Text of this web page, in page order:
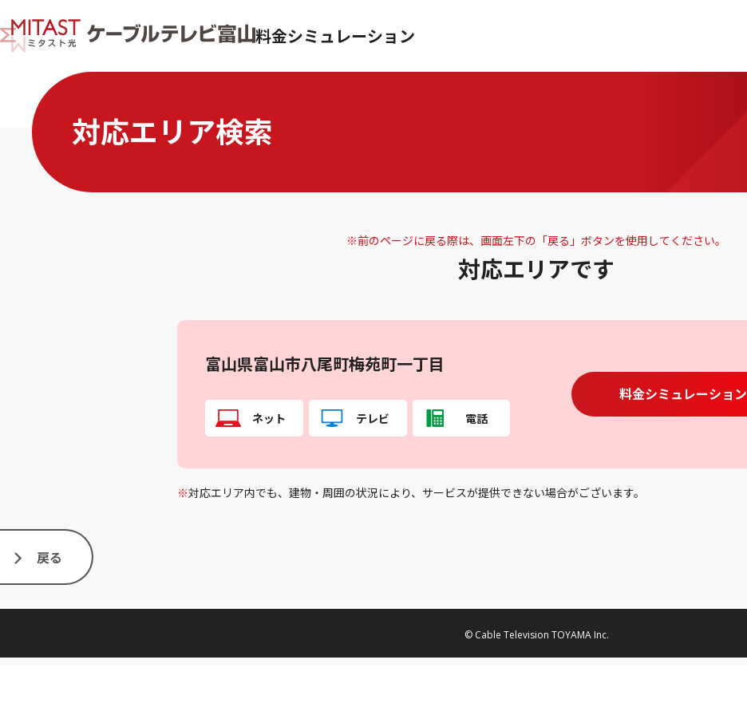
料金シミュレーション
対応エリア検索
※前のページに戻る際は、画面左下の「戻る」ボタンを使用してください。
対応エリアです
富山県富山市八尾町梅苑町一丁目
ネット テレビ 電話
料金シミュレーション
※対応エリア内でも、建物・周囲の状況により、サービスが提供できない場合がございます。
戻る
© Cable Television TOYAMA Inc.